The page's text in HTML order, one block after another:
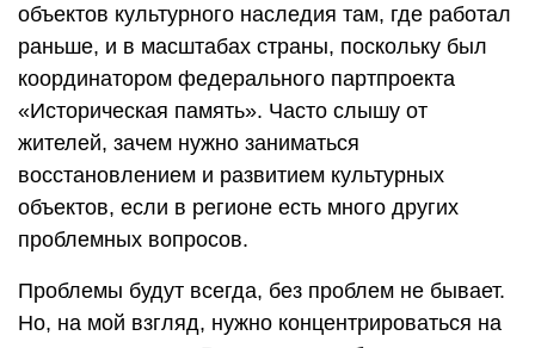
объектов культурного наследия там, где работал
раньше, и в масштабах страны, поскольку был
координатором федерального партпроекта
«Историческая память». Часто слышу от
жителей, зачем нужно заниматься
восстановлением и развитием культурных
объектов, если в регионе есть много других
проблемных вопросов.
Проблемы будут всегда, без проблем не бывает.
Но, на мой взгляд, нужно концентрироваться на